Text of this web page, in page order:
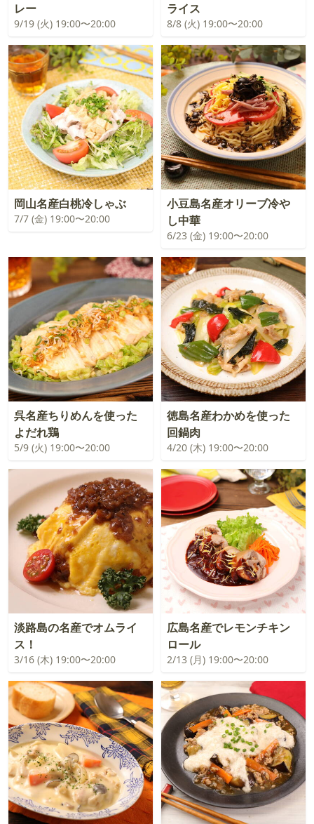
レー
9/19 (火) 19:00〜20:00
ライス
8/8 (火) 19:00〜20:00
岡山名産白桃冷しゃぶ
7/7 (金) 19:00〜20:00
小豆島名産オリーブ冷や
し中華
6/23 (金) 19:00〜20:00
呉名産ちりめんを使った
よだれ鶏
5/9 (火) 19:00〜20:00
徳島名産わかめを使った
回鍋肉
4/20 (木) 19:00〜20:00
淡路島の名産でオムライ
ス！
3/16 (木) 19:00〜20:00
広島名産でレモンチキン
ロール
2/13 (月) 19:00〜20:00